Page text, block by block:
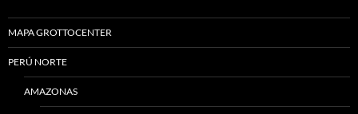
MAPA GROTTOCENTER
PERÚ NORTE
AMAZONAS